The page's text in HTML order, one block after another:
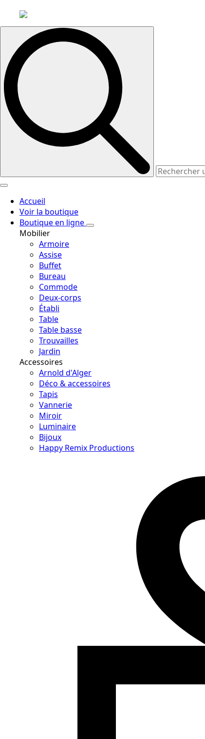
Accueil
Voir la boutique
Boutique en ligne
Mobilier
Armoire
Assise
Buffet
Bureau
Commode
Deux-corps
Établi
Table
Table basse
Trouvailles
Jardin
Accessoires
Arnold d'Alger
Déco & accessoires
Tapis
Vannerie
Miroir
Luminaire
Bijoux
Happy Remix Productions